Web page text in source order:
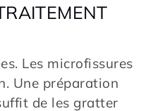
Les microfissures
Une préparation
de les gratter